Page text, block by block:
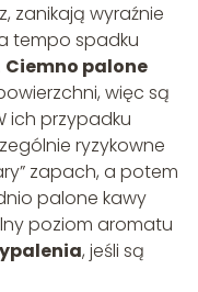
zanikają wyraźnie
tempo spadku
Ciemno palone
więc są
ich przypadku
ryzykowne
zapach, a potem
palone kawy
poziom aromatu
, jeśli są